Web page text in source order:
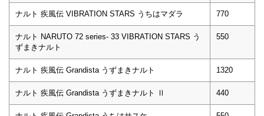
ナルト 疾風伝 VIBRATION STARS うちはマダラ 770
ナルト NARUTO 72 series- 33 VIBRATION STARS う
ずまきナルト
550
ナルト 疾風伝 Grandista うずまきナルト 1320
ナルト 疾風伝 Grandista うずまきナルト Ⅱ 440